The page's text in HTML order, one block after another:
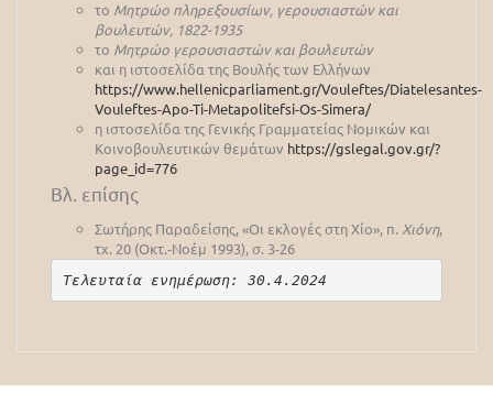
το Μητρώο πληρεξουσίων, γερουσιαστών και
βουλευτών, 1822-1935
το Μητρώο γερουσιαστών και βουλευτών
και η ιστοσελίδα της Βουλής των Ελλήνων
https://www.hellenicparliament.gr/Vouleftes/Diatelesantes-
Vouleftes-Apo-Ti-Metapolitefsi-Os-Simera/
η ιστοσελίδα της Γενικής Γραμματείας Νομικών και
Κοινοβουλευτικών θεμάτων https://gslegal.gov.gr/?
page_id=776
Βλ. επίσης
Σωτήρης Παραδείσης, «Οι εκλογές στη Χίο», π. Χιόνη,
τχ. 20 (Οκτ.-Νοέμ 1993), σ. 3-26
Τελευταία ενημέρωση: 30.4.2024